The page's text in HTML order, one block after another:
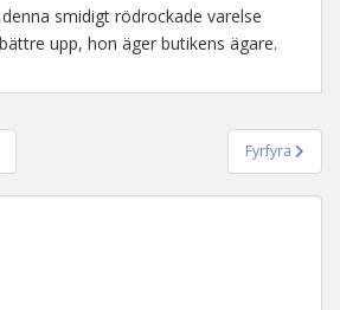
smidigt rödrockade varelse
upp, hon äger butikens ägare.
Fyrfyra